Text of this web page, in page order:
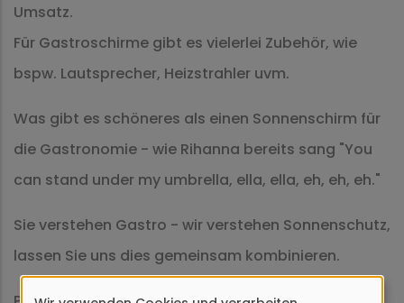
Umsatz.
Für Gastroschirme gibt es vielerlei Zubehör, wie
bspw. Lautsprecher, Heizstrahler uvm.
Was gibt es schöneres als einen Sonnenschirm für
die Gastronomie - wie Rihanna bereits sang "You
can stand under my umbrella, ella, ella, eh, eh, eh."
Sie verstehen Gastro - wir verstehen Sonnenschutz,
lassen Sie uns dies gemeinsam kombinieren.